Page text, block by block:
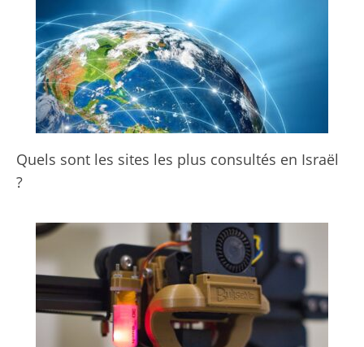
Quels sont les sites les plus consultés en Israël
?